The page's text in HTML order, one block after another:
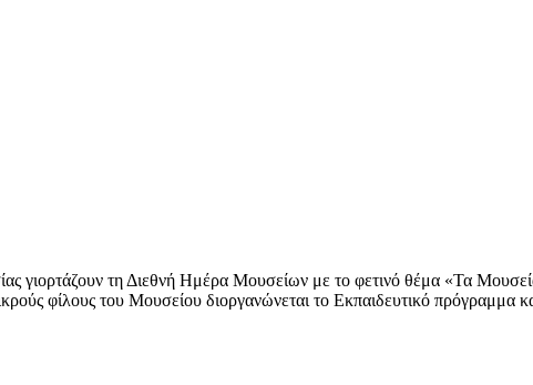
γιορτάζουν τη Διεθνή Ημέρα Μουσείων με το φετινό θέμα «Τα
φίλους του Μουσείου διοργανώνεται το Εκπαιδευτικό πρόγραμμα